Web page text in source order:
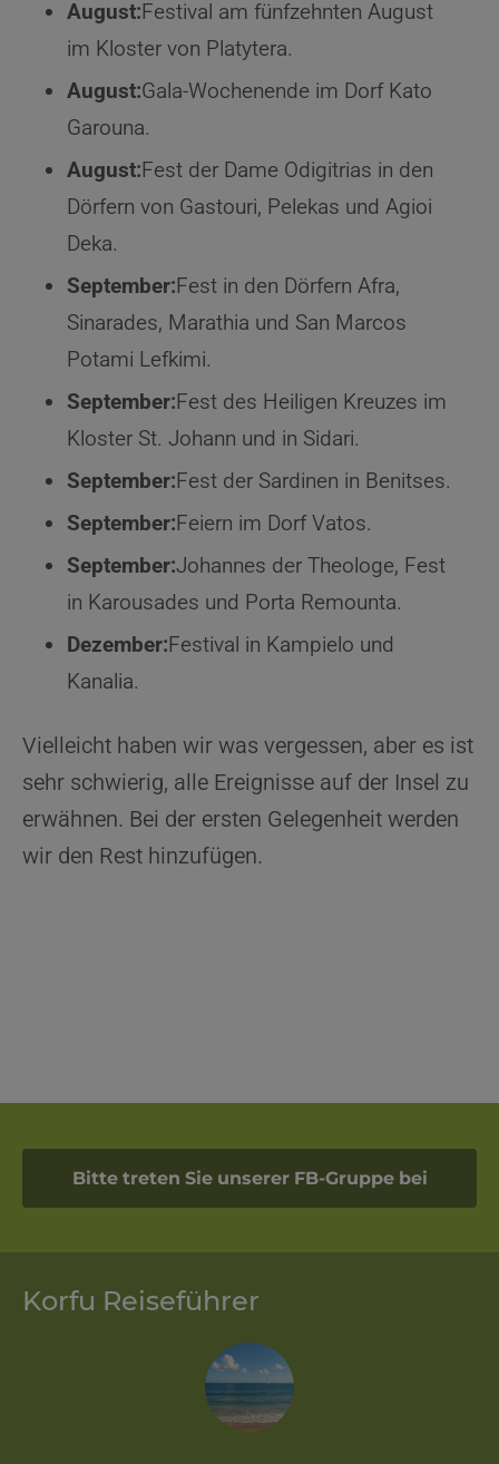
August:Festival am fünfzehnten August
im Kloster von Platytera.
August:Gala-Wochenende im Dorf Kato
Garouna.
August:Fest der Dame Odigitrias in den
Dörfern von Gastouri, Pelekas und Agioi
Deka.
September:Fest in den Dörfern Afra,
Sinarades, Marathia und San Marcos
Potami Lefkimi.
September:Fest des Heiligen Kreuzes im
Kloster St. Johann und in Sidari.
September:Fest der Sardinen in Benitses.
September:Feiern im Dorf Vatos.
September:Johannes der Theologe, Fest
in Karousades und Porta Remounta.
Dezember:Festival in Kampielo und
Kanalia.
Vielleicht haben wir was vergessen, aber es ist
sehr schwierig, alle Ereignisse auf der Insel zu
erwähnen. Bei der ersten Gelegenheit werden
wir den Rest hinzufügen.
Bitte treten Sie unserer FB-Gruppe bei
Korfu Reiseführer